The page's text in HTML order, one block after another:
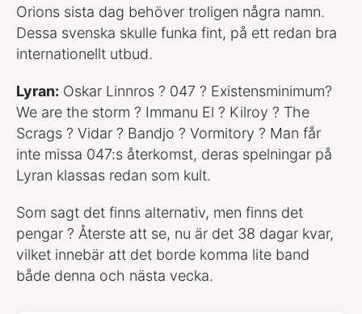
Orions sista dag behöver troligen några namn.
Dessa svenska skulle funka fint, på ett redan bra
internationellt utbud.
Lyran: Oskar Linnros ? 047 ? Existensminimum?
We are the storm ? Immanu El ? Kilroy ? The
Scrags ? Vidar ? Bandjo ? Vormitory ? Man får
inte missa 047:s återkomst, deras spelningar på
Lyran klassas redan som kult.
Som sagt det finns alternativ, men finns det
pengar ? Återste att se, nu är det 38 dagar kvar,
vilket innebär att det borde komma lite band
både denna och nästa vecka.